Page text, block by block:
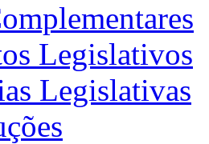
Legislativos
Legislativas